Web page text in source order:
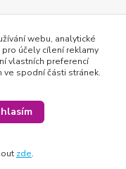
webu, analytické
účely cílení reklamy
vlastních preferencí
spodní části stránek.
zde.